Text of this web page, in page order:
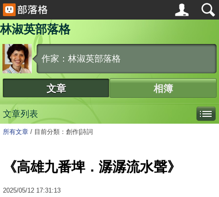
林淑英部落格
作家：林淑英部落格
文章 相簿
文章列表
所有文章 / 目前分類：創作|詩詞
《高雄九番埤．潺潺流水聲》
2025/05/12 17:31:13